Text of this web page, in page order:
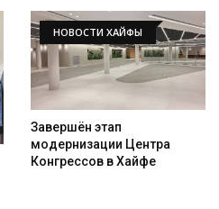
НОВОСТИ ХАЙФЫ
Завершён этап
модернизации Центра
Конгрессов в Хайфе